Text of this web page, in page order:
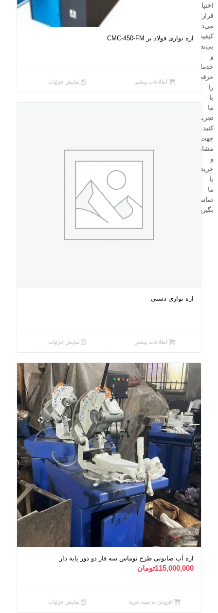
اره نواری فولاد بر CMC-450-FM
اطلاعات بیشتر نمایش جزئیات
اره نواری دستی
اطلاعات بیشتر نمایش جزئیات
اره آب صابونی طرح توماس سه فاز دو دور پایه دار
115,000,000تومان
افزودن به سبد خرید نمایش جزئیات
اختیارتان
قرار
می‌دهیم.
کیفیت
بی‌نظیر
و
خدمات
حرفه‌ای
را
با
ما
تجربه
کنید.
جهت
مشاوره
و
خرید
با
ما
تماس
بگیرید!